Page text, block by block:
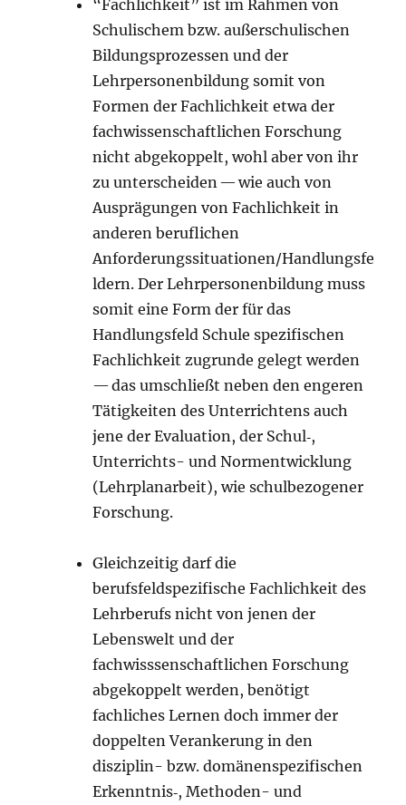
“Fachlichkeit” ist im Rahmen von
Schulischem bzw. außerschulischen
Bildungsprozessen und der
Lehrpersonenbildung somit von
Formen der Fachlichkeit etwa der
fachwissenschaftlichen Forschung
nicht abgekoppelt, wohl aber von ihr
zu unterscheiden — wie auch von
Ausprägungen von Fachlichkeit in
anderen beruflichen
Anforderungssituationen/Handlungsfe
ldern. Der Lehrpersonenbildung muss
somit eine Form der für das
Handlungsfeld Schule spezifischen
Fachlichkeit zugrunde gelegt werden
— das umschließt neben den engeren
Tätigkeiten des Unterrichtens auch
jene der Evaluation, der Schul‑,
Unterrichts- und Normentwicklung
(Lehrplanarbeit), wie schulbezogener
Forschung.
Gleichzeitig darf die
berufsfeldspezifische Fachlichkeit des
Lehrberufs nicht von jenen der
Lebenswelt und der
fachwisssenschaftlichen Forschung
abgekoppelt werden, benötigt
fachliches Lernen doch immer der
doppelten Verankerung in den
disziplin- bzw. domänenspezifischen
Erkenntnis‑, Methoden- und